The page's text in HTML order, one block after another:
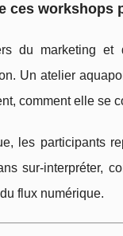
ces workshops
du marketing
Un atelier
comment elle se
les participants
sur-interpréter,
flux numérique.